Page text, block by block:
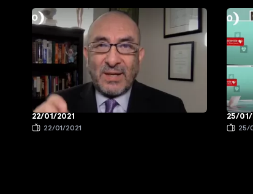
22/01/2021
22/01/2021
25/01/
25/